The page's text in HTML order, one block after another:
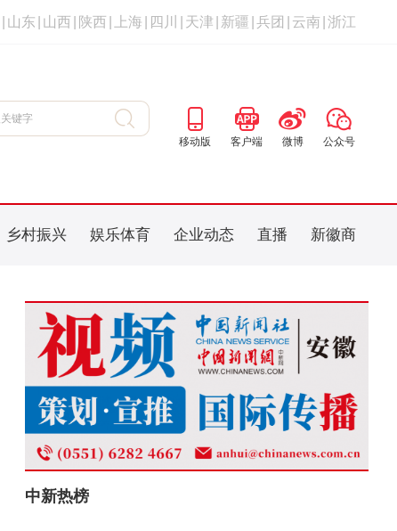
山东 山西 陕西 上海 四川 天津 新疆 兵团 云南 浙江
移动版 客户端 微博 公众号
乡村振兴 娱乐体育 企业动态 直播 新徽商
中新热榜